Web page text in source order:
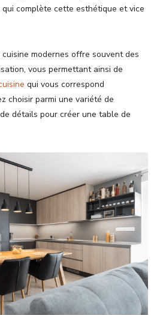
complète cette esthétique et vice
modernes offre souvent des
vous permettant ainsi de
qui vous correspond
choisir parmi une variété de
détails pour créer une table de